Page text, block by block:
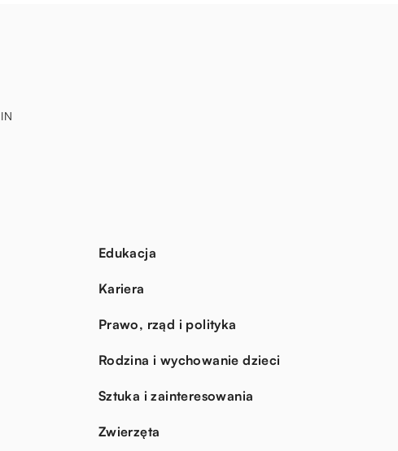
Edukacja
Kariera
Prawo, rząd i polityka
Rodzina i wychowanie dzieci
Sztuka i zainteresowania
Zwierzęta